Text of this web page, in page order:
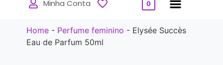
Minha Conta 0
Home- Perfume feminino - Elysée Succès
Eau de Parfum 50ml